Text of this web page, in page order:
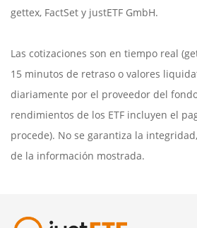
gettex, FactSet y justETF GmbH.
Las cotizaciones son en tiempo real
15 minutos de retraso o valores
diariamente por el proveedor del
rendimientos de los ETF incluyen el
procede). No se garantiza la
de la información mostrada.